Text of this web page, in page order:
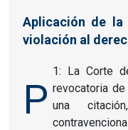
Aplicación de la
violación al
P
1: La Corte
revocatoria
una